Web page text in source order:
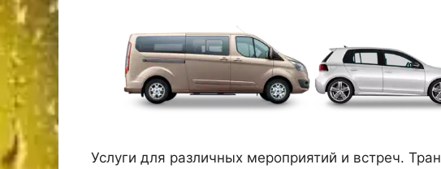
Услуги для различных мероприятий и встреч.